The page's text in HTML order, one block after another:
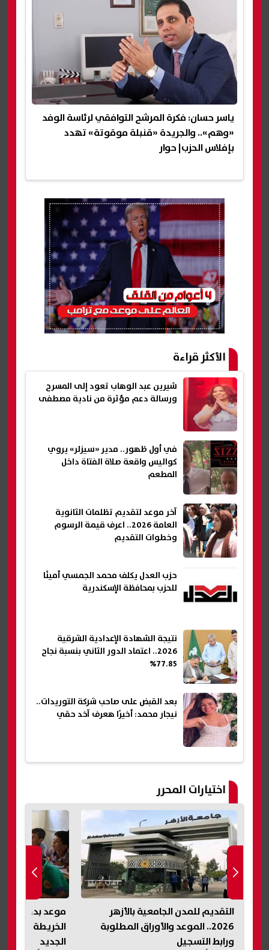
ياسر حسان: فكرة المرشح التوافقي لرئاسة الوفد
«وهم».. والجريدة «قنبلة موقوتة» تهدد
بإفلاس الحزب| حوار
الأكثر قراءة
شيرين عبد الوهاب تعود إلى المسرح
ورسالة دعم مؤثرة من نادية مصطفى
في أول ظهور.. مدير «سيزلر» يروي
كواليس واقعة صلاة الفتاة داخل
المطعم
آخر موعد لتقديم تظلمات الثانوية
العامة 2026.. اعرف قيمة الرسوم
وخطوات التقديم
حزب العدل يكلف محمد الجمسي أمينًا
للحزب بمحافظة الإسكندرية
نتيجة الشهادة الإعدادية الشرقية
2026.. اعتماد الدور الثاني بنسبة نجاح
77.85%
بعد القبض على صاحب شركة التوريدات..
نيجار محمد: أخيرًا هعرف آخد حقي
اختيارات المحرر
موعد بدء الدراسة 2026-2027..
الخريطة الزمنية كاملة للعام الدراسي
الجديد
أغسطس 2026.. آخر تحديث في مصر